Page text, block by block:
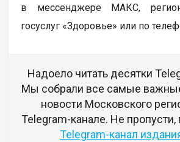
в мессенджере МАКС,
госуслуг «Здоровье» или по
Надоело читать десятки
Мы собрали все самые
новости Московского
Telegram-канале. Не
Telegram-канал